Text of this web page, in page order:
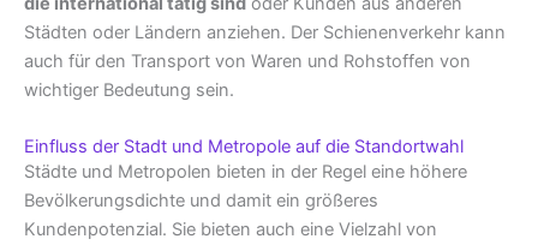
Städten oder Ländern anziehen. Der Schienenverkehr kann
auch für den Transport von Waren und Rohstoffen von
wichtiger Bedeutung sein.
Einfluss der Stadt und Metropole auf die Standortwahl
Städte und Metropolen bieten in der Regel eine höhere
Bevölkerungsdichte und damit ein größeres
Kundenpotenzial. Sie bieten auch eine Vielzahl von